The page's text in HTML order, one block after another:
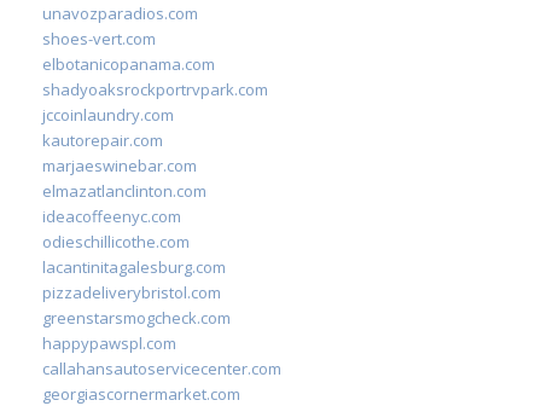
unavozparadios.com
shoes-vert.com
elbotanicopanama.com
shadyoaksrockportrvpark.com
jccoinlaundry.com
kautorepair.com
marjaeswinebar.com
elmazatlanclinton.com
ideacoffeenyc.com
odieschillicothe.com
lacantinitagalesburg.com
pizzadeliverybristol.com
greenstarsmogcheck.com
happypawspl.com
callahansautoservicecenter.com
georgiascornermarket.com